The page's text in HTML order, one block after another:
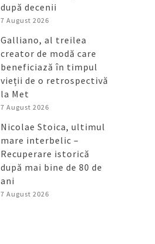
după decenii
7 August 2026
Galliano, al treilea
creator de modă care
beneficiază în timpul
vieții de o retrospectivă
la Met
7 August 2026
Nicolae Stoica, ultimul
mare interbelic –
Recuperare istorică
după mai bine de 80 de
ani
7 August 2026